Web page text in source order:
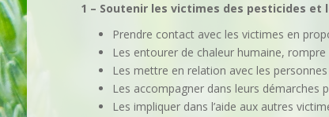
1 – Soutenir les victimes des pesticides et
Prendre contact avec les victimes en
Les entourer de chaleur humaine,
Les mettre en relation avec les
Les accompagner dans leurs démarches
Les impliquer dans l’aide aux autres